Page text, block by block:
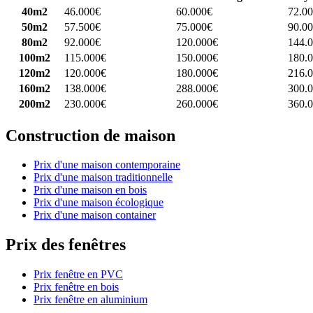
40m2
46.000€ 60.000€
50m2
57.500€ 75.000€
80m2
92.000€ 120.000€
100m2
115.000€ 150.000€
120m2
120.000€ 180.000€
160m2
138.000€ 288.000€
200m2
230.000€ 260.000€
Construction de maison
Prix d'une maison contemporaine
Prix d'une maison traditionnelle
Prix d'une maison en bois
Prix d'une maison écologique
Prix d'une maison container
Prix des fenêtres
Prix fenêtre en PVC
Prix fenêtre en bois
Prix fenêtre en aluminium